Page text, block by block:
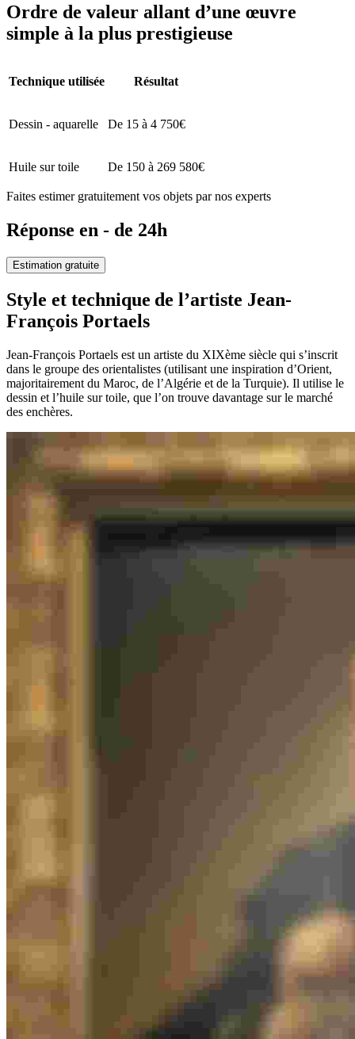
Ordre de valeur allant d’une œuvre
simple à la plus prestigieuse
Technique utilisée Résultat
Dessin - aquarelle De 15 à 4 750€
Huile sur toile De 150 à 269 580€
Faites estimer gratuitement vos objets par nos experts
Réponse en - de 24h
Estimation gratuite
Style et technique de l’artiste Jean-
François Portaels
Jean-François Portaels est un artiste du XIXème siècle qui s’inscrit
dans le groupe des orientalistes (utilisant une inspiration d’Orient,
majoritairement du Maroc, de l’Algérie et de la Turquie). Il utilise le
dessin et l’huile sur toile, que l’on trouve davantage sur le marché
des enchères.